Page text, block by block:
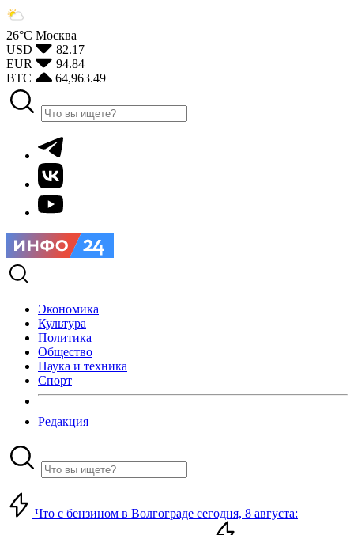
26°С Москва
USD
82.17
EUR
94.84
BTC
64,963.49
Экономика
Культура
Политика
Общество
Наука и техника
Спорт
Редакция
Что с бензином в Волгограде сегодня, 8 августа: